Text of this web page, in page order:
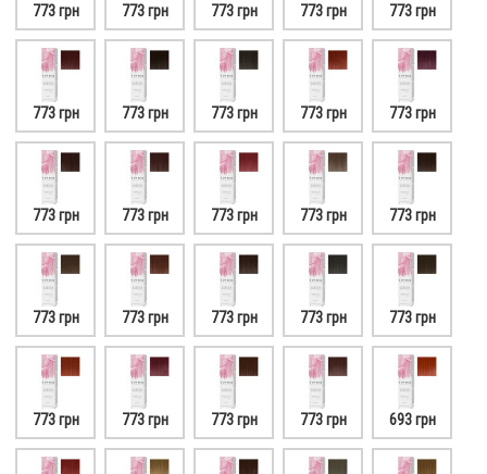
773 грн 773 грн 773 грн 773 грн 773 грн
773 грн 773 грн 773 грн 773 грн 773 грн
773 грн 773 грн 773 грн 773 грн 773 грн
773 грн 773 грн 773 грн 773 грн 773 грн
773 грн 773 грн 773 грн 773 грн 693 грн